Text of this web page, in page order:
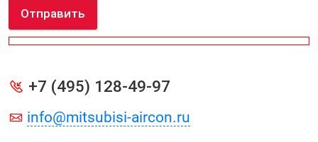
Отправить
+7 (495) 128-49-97
info@mitsubisi-aircon.ru